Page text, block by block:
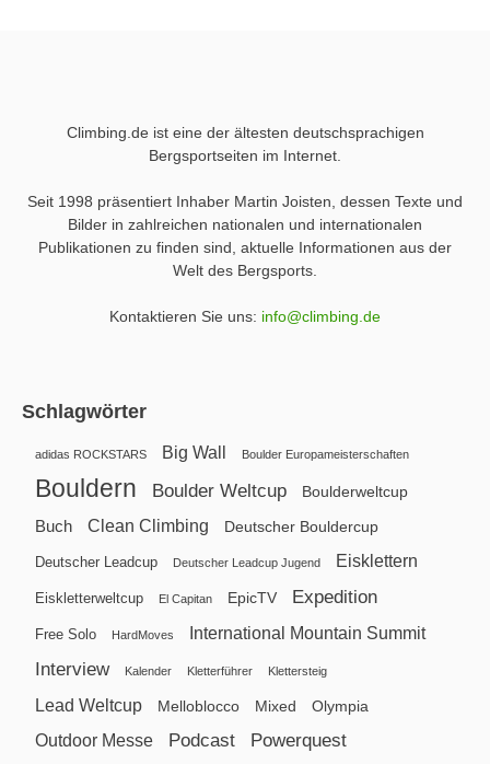
Climbing.de ist eine der ältesten deutschsprachigen
Bergsportseiten im Internet.
Seit 1998 präsentiert Inhaber Martin Joisten, dessen Texte und
Bilder in zahlreichen nationalen und internationalen
Publikationen zu finden sind, aktuelle Informationen aus der
Welt des Bergsports.
Kontaktieren Sie uns: info@climbing.de
Schlagwörter
adidas ROCKSTARS Big Wall Boulder Europameisterschaften
Bouldern Boulder Weltcup Boulderweltcup
Buch Clean Climbing Deutscher Bouldercup
Deutscher Leadcup Deutscher Leadcup Jugend Eisklettern
Eiskletterweltcup El Capitan EpicTV Expedition
Free Solo HardMoves International Mountain Summit
Interview Kalender Kletterführer Klettersteig
Lead Weltcup Melloblocco Mixed Olympia
Outdoor Messe Podcast Powerquest